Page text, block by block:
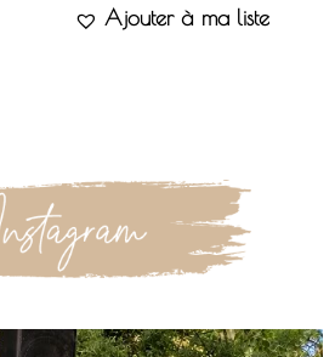
Ajouter à ma liste